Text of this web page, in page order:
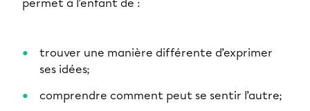
permet à l’enfant de :
trouver une manière différente d’exprimer
ses idées;
comprendre comment peut se sentir l’autre;